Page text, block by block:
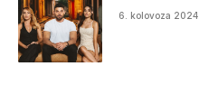
6. kolovoza 2024.